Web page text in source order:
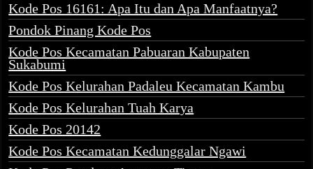
Kode Pos 16161: Apa Itu dan Apa Manfaatnya?
Pondok Pinang Kode Pos
Kode Pos Kecamatan Pabuaran Kabupaten
Sukabumi
Kode Pos Kelurahan Padaleu Kecamatan Kambu
Kode Pos Kelurahan Tuah Karya
Kode Pos 20142
Kode Pos Kecamatan Kedunggalar Ngawi